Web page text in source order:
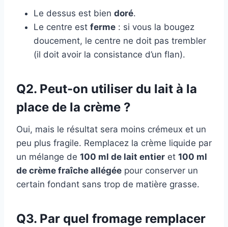
Le dessus est bien doré.
Le centre est ferme : si vous la bougez
doucement, le centre ne doit pas trembler
(il doit avoir la consistance d’un flan).
Q2. Peut-on utiliser du lait à la
place de la crème ?
Oui, mais le résultat sera moins crémeux et un
peu plus fragile. Remplacez la crème liquide par
un mélange de 100 ml de lait entier et 100 ml
de crème fraîche allégée pour conserver un
certain fondant sans trop de matière grasse.
Q3. Par quel fromage remplacer